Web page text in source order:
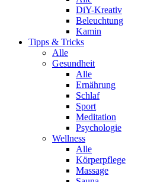
DiY-Kreativ
Beleuchtung
Kamin
Tipps & Tricks
Alle
Gesundheit
Alle
Ernährung
Schlaf
Sport
Meditation
Psychologie
Wellness
Alle
Körperpflege
Massage